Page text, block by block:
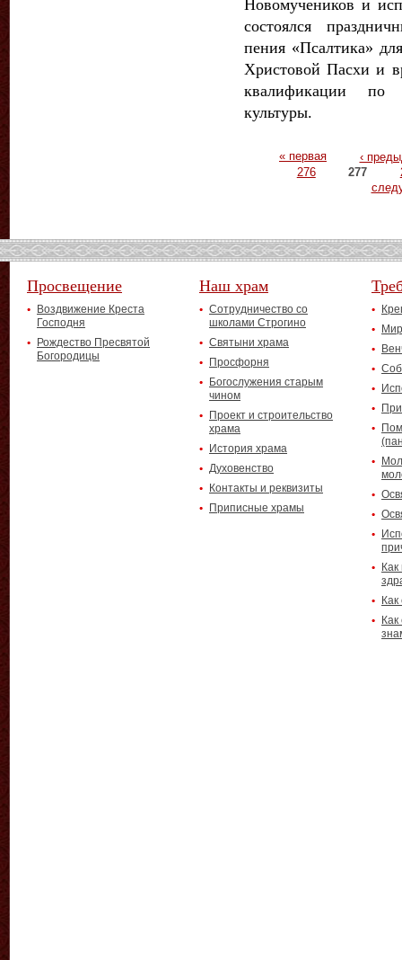
Новомучеников и
состоялся
пения «Псалтика»
Христовой Пасхи и
квалификации по
культуры.
Страницы« первая
‹
276
277
Просвещение
Воздвижение Креста
Господня
Рождество Пресвятой
Богородицы
Наш храм
Сотрудничество со
школами Строгино
Святыни храма
Просфорня
Богослужения старым
чином
Проект и строительство
храма
История храма
Духовенство
Контакты и реквизиты
Приписные храмы
Как